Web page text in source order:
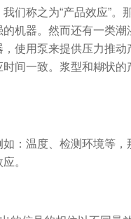
们称之为“产品效应”。
机器。然而还有一类潮
，使用泵来提供压力推
间一致。浆型和糊状的
：温度、检测环境等，
。